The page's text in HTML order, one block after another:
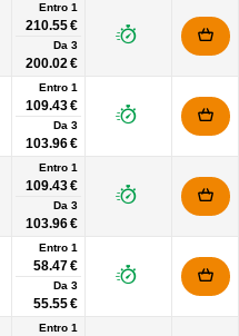
Entro 1
210.55 €
Da 3
200.02 €
Entro 1
109.43 €
Da 3
103.96 €
Entro 1
109.43 €
Da 3
103.96 €
Entro 1
58.47 €
Da 3
55.55 €
Entro 1